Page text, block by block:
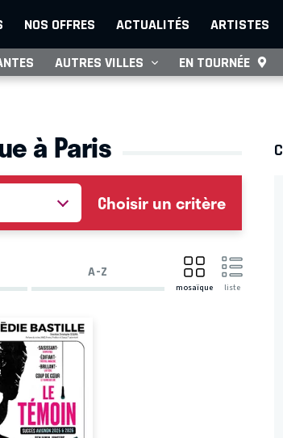
NOS OFFRES ACTUALITÉS ARTISTES
AUTRES VILLES EN TOURNÉE
à Paris
Choisir un critère
A-Z
mosaïque liste